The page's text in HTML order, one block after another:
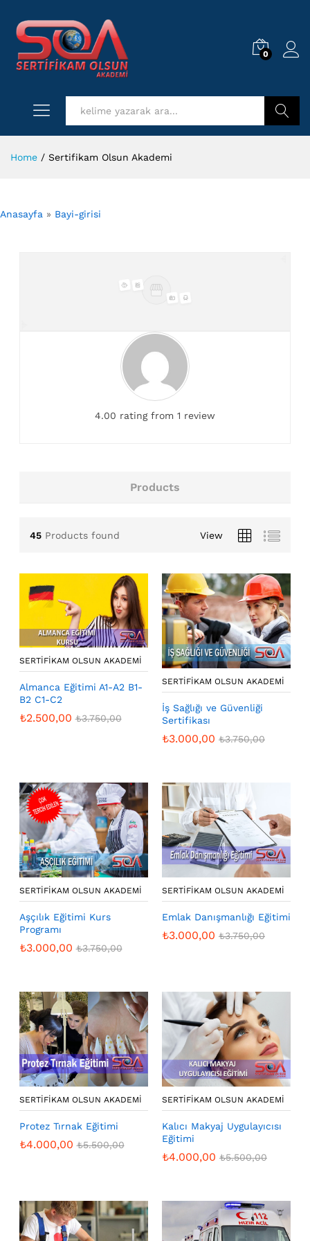
0
Home / Sertifikam Olsun Akademi
Anasayfa » Bayi-girisi
4.00 rating from 1 review
Products
45 Products found View
SERTIFIKAM OLSUN AKADEMI
Almanca Eğitimi A1-A2 B1-
B2 C1-C2
₺2.500,00 ₺3.750,00
SERTIFIKAM OLSUN AKADEMI
İş Sağlığı ve Güvenliği
Sertifikası
₺3.000,00 ₺3.750,00
SERTIFIKAM OLSUN AKADEMI
Aşçılık Eğitimi Kurs
Programı
₺3.000,00 ₺3.750,00
SERTIFIKAM OLSUN AKADEMI
Emlak Danışmanlığı Eğitimi
₺3.000,00 ₺3.750,00
SERTIFIKAM OLSUN AKADEMI
Protez Tırnak Eğitimi
₺4.000,00 ₺5.500,00
SERTIFIKAM OLSUN AKADEMI
Kalıcı Makyaj Uygulayıcısı
Eğitimi
₺4.000,00 ₺5.500,00